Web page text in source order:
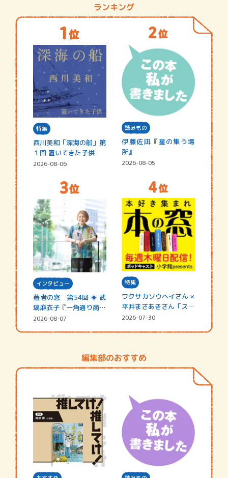
ランキング
特集
西川美和「深海の船」第
１回 置いてきた子供
2026-08-06
読みもの
伊藤佐凪『星の集う場
所』
2026-08-05
インタビュー
著者の窓 第54回 ◈ 武
塙麻衣子『一角通り商店
街の…
2026-08-07
特集
ワクサカソウヘイさん ×
平井まさあきさん「スペ
シャ…
2026-07-30
編集部のおすすめ